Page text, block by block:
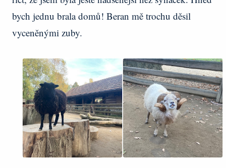
bych jednu brala domů! Beran mě trochu děsil
vyceněnými zuby.